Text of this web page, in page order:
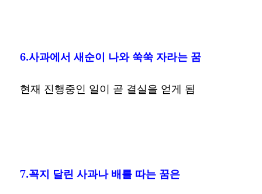
6.사과에서 새순이 나와 쑥쑥 자라는 꿈
현재 진행중인 일이 곧 결실을 얻게 됨
7.꼭지 달린 사과나 배를 따는 꿈은